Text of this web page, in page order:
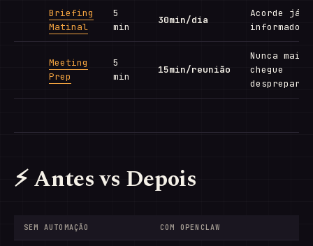
Briefing
Matinal
5
min
30min/dia
Acorde já
informado
Meeting
Prep
5
min
15min/reunião
Nunca mais
chegue
⚡ Antes vs Depois
SEM AUTOMAÇÃO COM OPENCLAW